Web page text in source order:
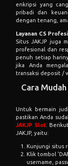
enkripsi yang
pribadi dan
dengan tenang,
Layanan CS
Situs JAKJP juga
profesional dan
penuh setiap
jika Anda
transaksi deposit /
Cara
Untuk bermain
pastikan Anda
JAKJP Slot.
JAKJP, yaitu:
Kunjungi situs
Klik tombol
username,